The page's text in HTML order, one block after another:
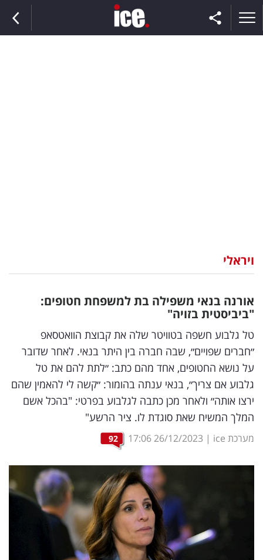
וצרכנות
דיגיטל
וטק
שיווק
ופרסום
משפט
מדדים
עסקית
ויראלי
אורנה בנאי משפילה בת למשפחת חטופים:
"ביביסטית בזויה"
טל גלבוע חשפה בטוויטר שלה את קבוצת הוואטסאפ
״חברים שפויים״, שבה חברה בין היתר בנאי. לאחר שדובר
על נושא החטופים, אחד מהם כתב: ״לתת להם את טל
גלבוע אם צריך״, בנאי ענתה בהומור: ״קשה לי להאמין שהם
ירצו אותה״ ולאחר מכן כתבה לגלבוע בפרטי: "בהכל אשם
המלך המשיח שאת סוגדת לו. ציר הרשע"
מערכת ice |
26/12/2023
17:06
92